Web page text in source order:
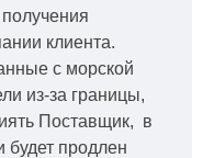
клиента.
с морской
из-за границы,
Поставщик, в
будет продлен